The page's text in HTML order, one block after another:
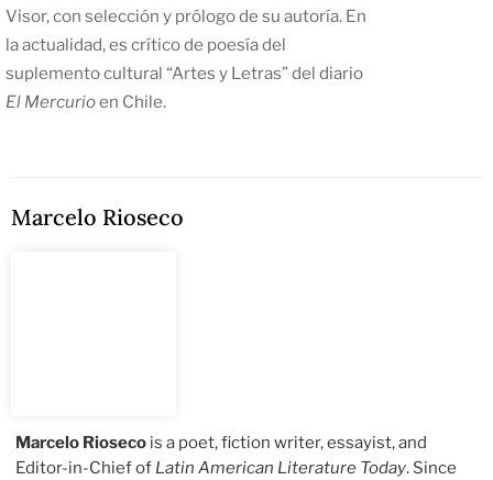
Visor, con selección y prólogo de su autoría. En
la actualidad, es crítico de poesía del
suplemento cultural “Artes y Letras” del diario
El Mercurioen Chile.
Marcelo Rioseco
Marcelo Rioseco is a poet, fiction writer, essayist, and
Editor-in-Chief of Latin American Literature Today. Since